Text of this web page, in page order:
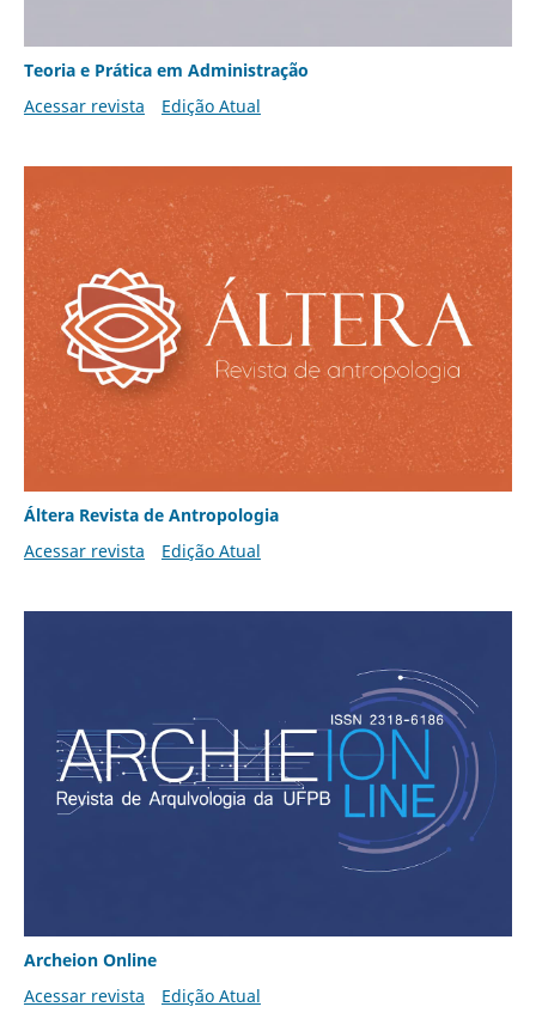
Teoria e Prática em Administração
Acessar revista
Edição Atual
Áltera Revista de Antropologia
Acessar revista
Edição Atual
Archeion Online
Acessar revista
Edição Atual